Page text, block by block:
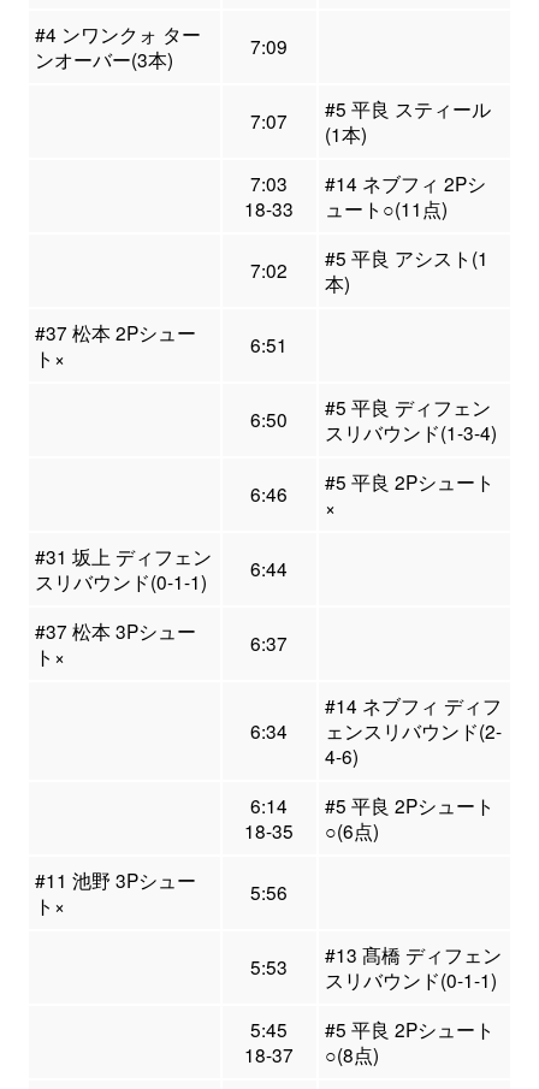
#4 ンワンクォ ター
ンオーバー(3本)
7:09
7:07
#5 平良 スティール
(1本)
7:03
18-33
#14 ネブフィ 2Pシ
ュート○(11点)
7:02
#5 平良 アシスト(1
本)
#37 松本 2Pシュー
ト×
6:51
6:50
#5 平良 ディフェン
スリバウンド(1-3-4)
6:46
#5 平良 2Pシュート
×
#31 坂上 ディフェン
スリバウンド(0-1-1)
6:44
#37 松本 3Pシュー
ト×
6:37
6:34
#14 ネブフィ ディフ
ェンスリバウンド(2-
4-6)
6:14
18-35
#5 平良 2Pシュート
○(6点)
#11 池野 3Pシュー
ト×
5:56
5:53
#13 髙橋 ディフェン
スリバウンド(0-1-1)
5:45
18-37
#5 平良 2Pシュート
○(8点)